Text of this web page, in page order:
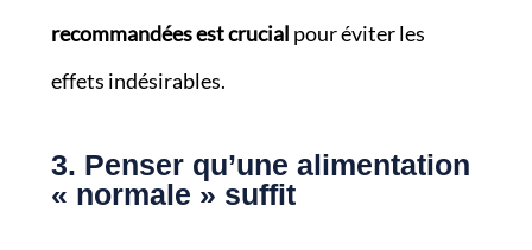
recommandées est crucial pour éviter les
effets indésirables.
3. Penser qu’une alimentation
« normale » suffit